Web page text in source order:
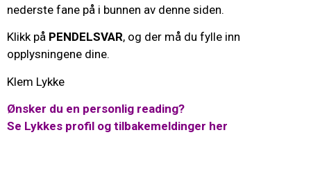
nederste fane på i bunnen av denne siden.
Klikk på PENDELSVAR, og der må du fylle inn
opplysningene dine.
Klem Lykke
Ønsker du en personlig reading?
Se Lykkes profil og tilbakemeldinger her